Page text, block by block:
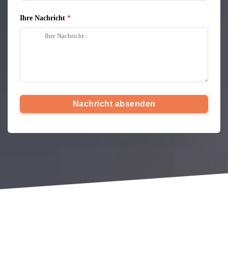
Ihre Nachricht
Nachricht absenden